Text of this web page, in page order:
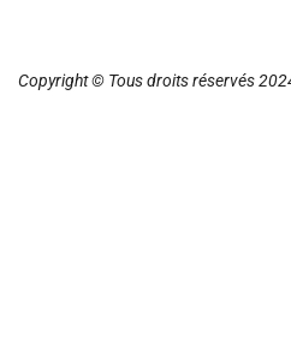
Copyright © Tous droits réservés